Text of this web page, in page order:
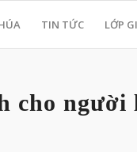
TIN TỨC LỚP
cho người